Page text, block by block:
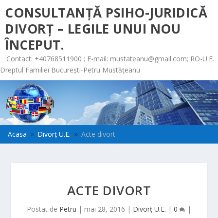
CONSULTANȚĂ PSIHO-JURIDICĂ
DIVORȚ – LEGILE UNUI NOU
ÎNCEPUT.
Contact: +40768511900 ; E-mail: mustateanu@gmail.com; RO-U.E.
Dreptul Familiei București-Petru Mustățeanu
Acasa 9 Divorț U.E. 9 Acte divort
ACTE DIVORT
Postat de Petru | mai 28, 2016 | Divorț U.E. | 0 |